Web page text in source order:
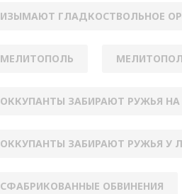
ИЗЫМАЮТ ГЛАДКОСТВОЛЬНОЕ
МЕЛИТОПОЛЬ
ОККУПАНТЫ ЗАБИРАЮТ РУЖЬЯ НА
ОККУПАНТЫ ЗАБИРАЮТ РУЖЬЯ У
СФАБРИКОВАННЫЕ ОБВИНЕНИЯ